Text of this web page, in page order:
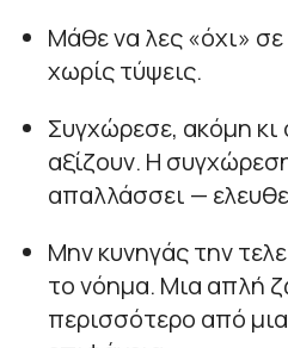
Μάθε να λες «όχι»
χωρίς τύψεις.
Συγχώρεσε, ακόμη κι
αξίζουν. Η
απαλλάσσει —
Μην κυνηγάς την
το νόημα. Μια απλή
περισσότερο από